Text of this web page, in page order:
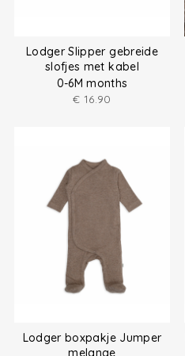
Lodger Slipper gebreide
slofjes met kabel
0-6M months
€ 16.90
Lodger boxpakje Jumper
melange